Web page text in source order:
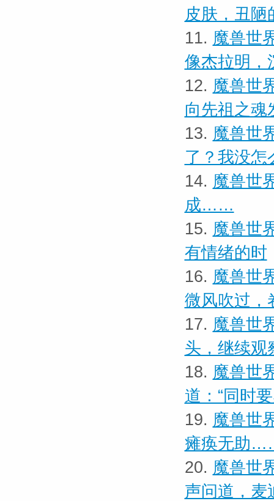
皮肤，丑陋
11. 魔兽世
像杰拉明，
12. 魔兽世
向先祖之魂
13. 魔兽世
了？我没怎
14. 魔兽世
成……
15. 魔兽世
有情绪的时
16. 魔兽世
微风吹过，
17. 魔兽世
头，继续观
18. 魔兽世
道：“同时
19. 魔兽世
瘫痪无助
20. 魔兽世
声问道，麦